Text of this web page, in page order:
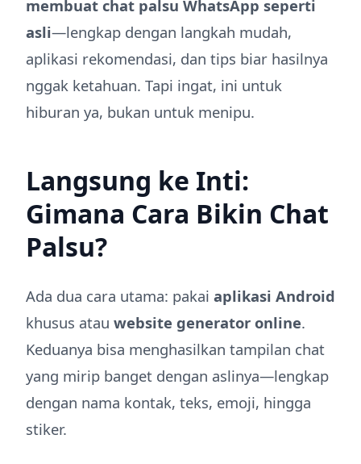
membuat chat palsu WhatsApp seperti
asli—lengkap dengan langkah mudah,
aplikasi rekomendasi, dan tips biar hasilnya
nggak ketahuan. Tapi ingat, ini untuk
hiburan ya, bukan untuk menipu.
Langsung ke Inti:
Gimana Cara Bikin Chat
Palsu?
Ada dua cara utama: pakai aplikasi Android
khusus atau website generator online.
Keduanya bisa menghasilkan tampilan chat
yang mirip banget dengan aslinya—lengkap
dengan nama kontak, teks, emoji, hingga
stiker.